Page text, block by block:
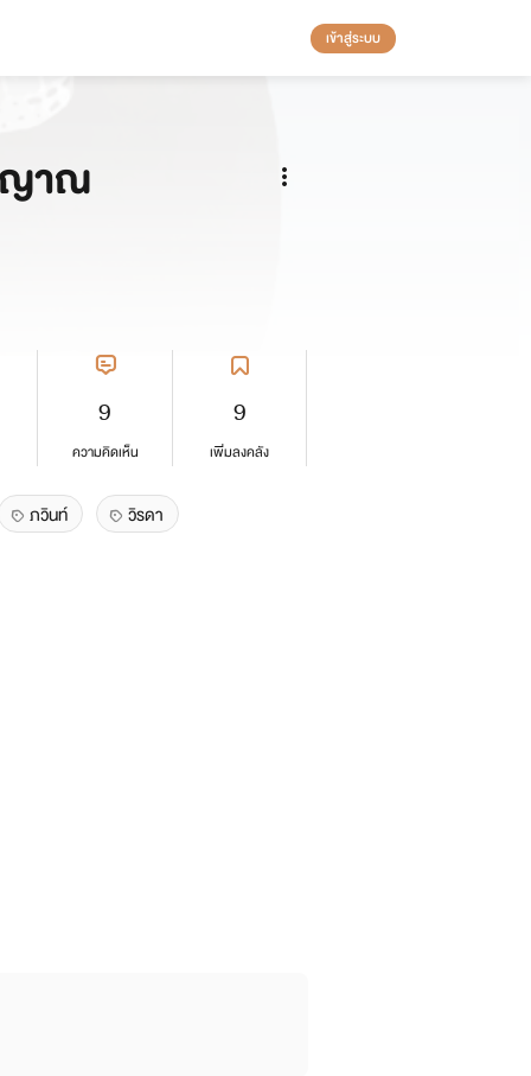
เข้าสู่ระบบ
ญาณ
9
ความคิดเห็น
9
เพิ่มลงคลัง
ภวินท์
วิรดา